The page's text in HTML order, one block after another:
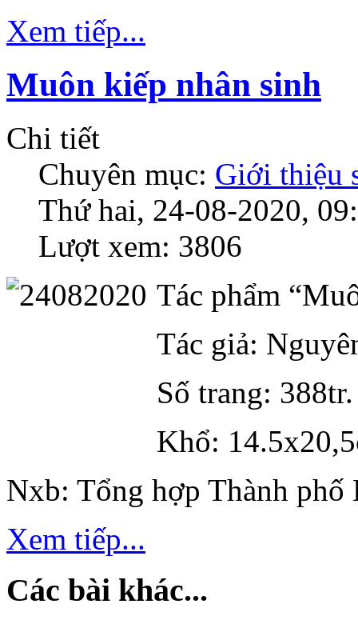
Xem tiếp...
Muôn kiếp nhân sinh
Chi tiết
Chuyên mục: Giới thiệu
Thứ hai, 24-08-2020,
Lượt xem: 3806
Tác phẩm
Tác giả:
Số trang: 388tr.
Khổ:
Nxb: Tổng hợp Thành
Xem tiếp...
Các bài khác...